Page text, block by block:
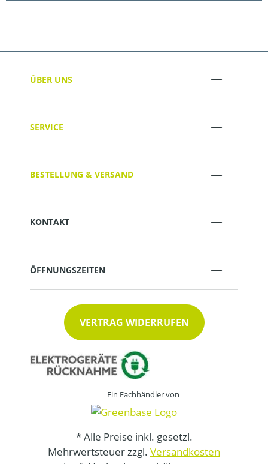
ÜBER UNS
SERVICE
BESTELLUNG & VERSAND
KONTAKT
ÖFFNUNGSZEITEN
VERTRAG WIDERRUFEN
Ein Fachhändler von
* Alle Preise inkl. gesetzl.
Mehrwertsteuer zzgl. Versandkosten